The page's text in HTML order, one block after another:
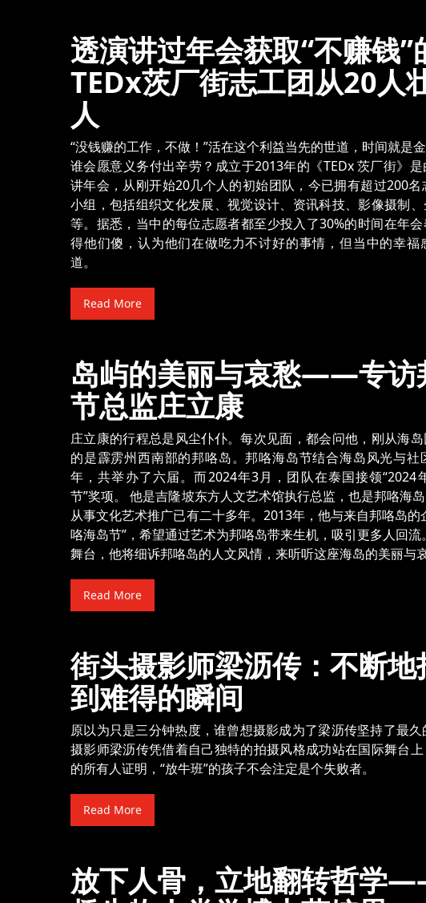
透演讲过年会获取“不赚钱
TEDx茨厂街志工团从20人
人
“没钱赚的工作，不做！”活在这个利益当先的世道，时间就是
谁会愿意义务付出辛劳？成立于2013年的《TEDx 茨厂街》
讲年会，从刚开始20几个人的初始团队，今已拥有超过200
小组，包括组织文化发展、视觉设计、资讯科技、影像摄制
等。据悉，当中的每位志愿者都至少投入了30%的时间在年
得他们傻，认为他们在做吃力不讨好的事情，但当中的幸福
道。
Read More
岛屿的美丽与哀愁——专访
节总监庄立康
庄立康的行程总是风尘仆仆。每次见面，都会问他，刚从海
的是霹雳州西南部的邦咯岛。邦咯海岛节结合海岛风光与
年，共举办了六届。而2024年3月，团队在泰国接领“2024
节”奖项。 他是吉隆坡东方人文艺术馆执行总监，也是邦咯海
从事文化艺术推广已有二十多年。2013年，他与来自邦咯岛的
咯海岛节”，希望通过艺术为邦咯岛带来生机，吸引更多人回
舞台，他将细诉邦咯岛的人文风情，来听听这座海岛的美丽与哀
Read More
街头摄影师梁沥传：不断
到难得的瞬间
原以为只是三分钟热度，谁曾想摄影成为了梁沥传坚持了最
摄影师梁沥传凭借着自己独特的拍摄风格成功站在国际舞台
的所有人证明，“放牛班”的孩子不会注定是个失败者。
Read More
放下人骨，立地翻转哲学